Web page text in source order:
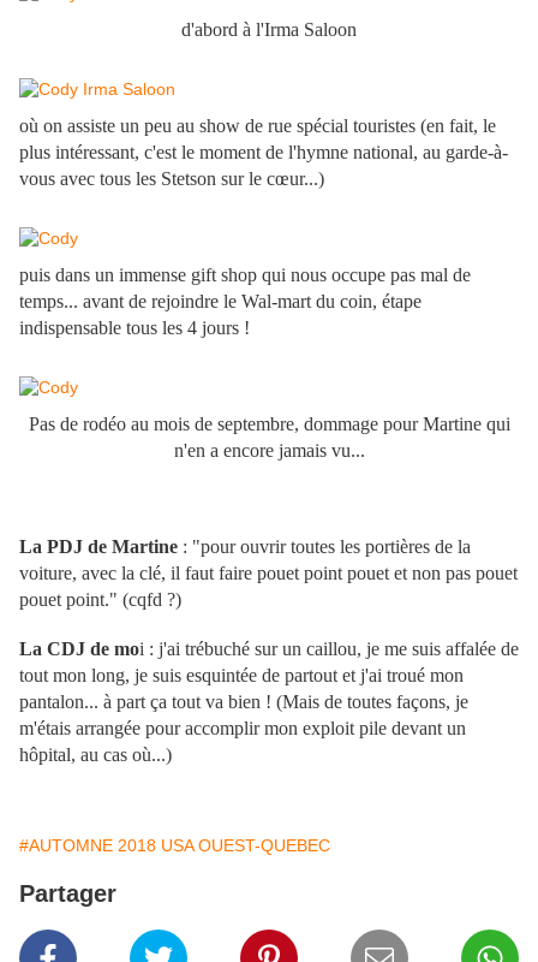
d'abord à l'Irma Saloon
où on assiste un peu au show de rue spécial touristes (en fait, le
plus intéressant, c'est le moment de l'hymne national, au garde-à-
vous avec tous les Stetson sur le cœur...)
puis dans un immense gift shop qui nous occupe pas mal de
temps... avant de rejoindre le Wal-mart du coin, étape
indispensable tous les 4 jours !
Pas de rodéo au mois de septembre, dommage pour Martine qui
n'en a encore jamais vu...
La PDJ de Martine : "pour ouvrir toutes les portières de la
voiture, avec la clé, il faut faire pouet point pouet et non pas pouet
pouet point." (cqfd ?)
La CDJ de moi : j'ai trébuché sur un caillou, je me suis affalée de
tout mon long, je suis esquintée de partout et j'ai troué mon
pantalon... à part ça tout va bien ! (Mais de toutes façons, je
m'étais arrangée pour accomplir mon exploit pile devant un
hôpital, au cas où...)
#AUTOMNE 2018 USA OUEST-QUEBEC
Partager